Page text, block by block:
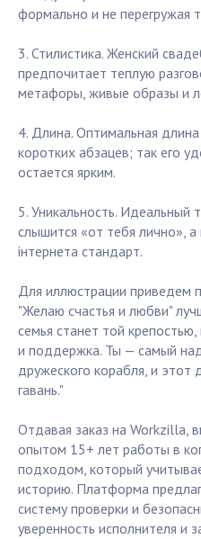
формально и не перегружая
3. Стилистика. Женский
предпочитает теплую
метафоры, живые образы и
4. Длина. Оптимальная
коротких абзацев; так его
остается ярким.
5. Уникальность. Идеальный
слышится «от тебя лично»,
інтернета стандарт.
Для иллюстрации приведем
"Желаю счастья и любви"
семья станет той
и поддержка. Ты — самый
дружеского корабля, и
гавань."
Отдавая заказ на Workzilla,
опытом 15+ лет работы в
подходом, который
историю. Платформа
систему проверки и
уверенность исполнителя и